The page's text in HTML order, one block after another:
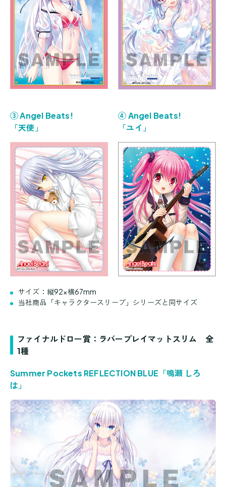
③ Angel Beats!
「天使」
④ Angel Beats!
「ユイ」
サイズ：縦92×横67mm
当社商品「キャラクタースリーブ」シリーズと同サイズ
ファイナルドロー賞：ラバープレイマットスリム 全
1種
Summer Pockets REFLECTION BLUE「鳴瀬 しろ
は」